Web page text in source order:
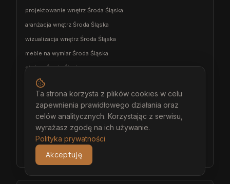
projektowanie wnętrz Środa Śląska
aranżacja wnętrz Środa Śląska
wizualizacja wnętrz Środa Śląska
meble na wymiar Środa Śląska
stolarz Środa Śląska
kuchnia na wymiar Środa Śląska
szafa na wymiar Środa Śląska
garderoba na wymiar Środa Śląska
wiatrołap na wymiar Środa Śląska
meble łazienkowe na wymiar Środa Śląska
meble pokojowe na wymiar Środa Śląska
Ta strona korzysta z plików cookies w celu
zapewnienia prawidłowego działania oraz
celów analitycznych. Korzystając z serwisu,
wyrażasz zgodę na ich używanie.
Polityka prywatności
Akceptuję